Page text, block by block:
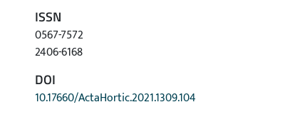
ISSN
0567-7572
2406-6168
DOI
10.17660/ActaHortic.2021.1309.104